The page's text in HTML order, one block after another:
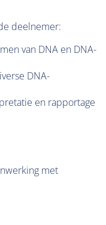
deelnemer:
van DNA en DNA-
DNA-
en rapportage
met